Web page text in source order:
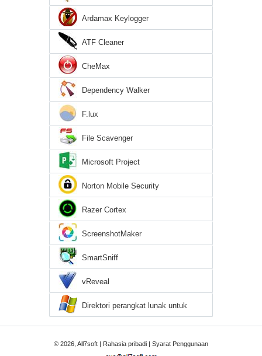
Ardamax Keylogger
ATF Cleaner
CheMax
Dependency Walker
F.lux
File Scavenger
Microsoft Project
Norton Mobile Security
Razer Cortex
ScreenshotMaker
SmartSniff
vReveal
Direktori perangkat lunak untuk
Windows 7
© 2026, All7soft | Rahasia pribadi Syarat Penggunaan